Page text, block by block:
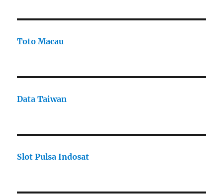
Toto Macau
Data Taiwan
Slot Pulsa Indosat